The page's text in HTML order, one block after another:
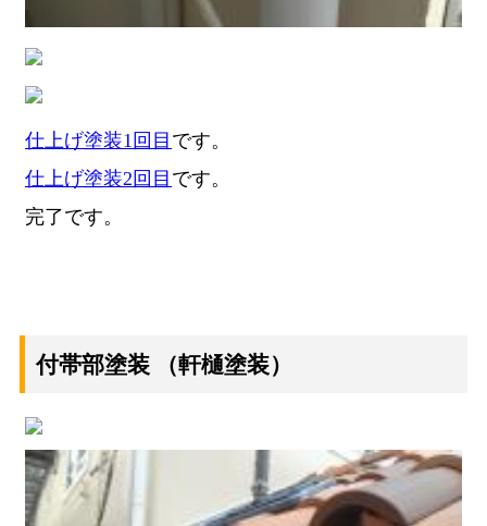
仕上げ塗装1回目 です。
仕上げ塗装2回目 です。
完了です。
付帯部塗装 （軒樋塗装）